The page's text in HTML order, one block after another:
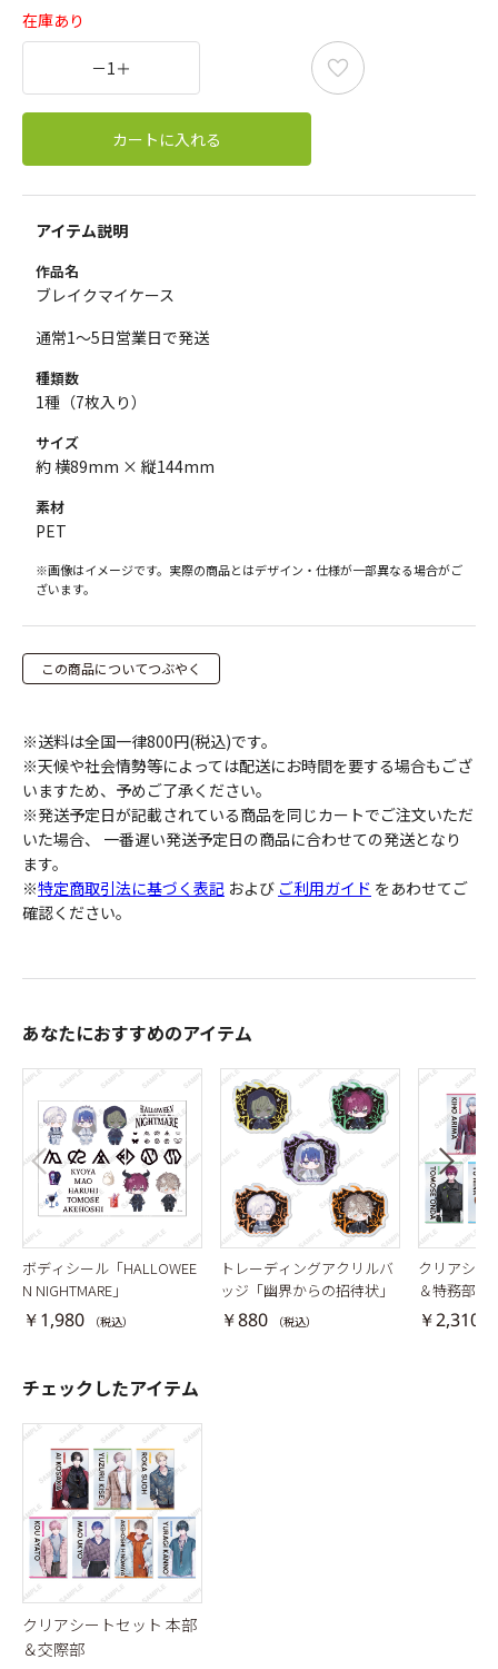
在庫あり
－1＋
カートに入れる
アイテム説明
作品名
ブレイクマイケース
通常1～5日営業日で発送
種類数
1種（7枚入り）
サイズ
約 横89mm × 縦144mm
素材
PET
※画像はイメージです。実際の商品とはデザイン・仕様が一部異なる場合がご
ざいます。
この商品についてつぶやく
※送料は全国一律800円(税込)です。
※天候や社会情勢等によっては配送にお時間を要する場合もござ
いますため、予めご了承ください。
※発送予定日が記載されている商品を同じカートでご注文いただ
いた場合、 一番遅い発送予定日の商品に合わせての発送となり
ます。
※特定商取引法に基づく表記 および ご利用ガイド をあわせてご
確認ください。
あなたにおすすめのアイテム
ボディシール「HALLOWEE
N NIGHTMARE」
￥1,980 （税込）
トレーディングアクリルバ
ッジ「幽界からの招待状」
￥880 （税込）
クリアシー
＆特務部
￥2,310
チェックしたアイテム
クリアシートセット 本部
＆交際部